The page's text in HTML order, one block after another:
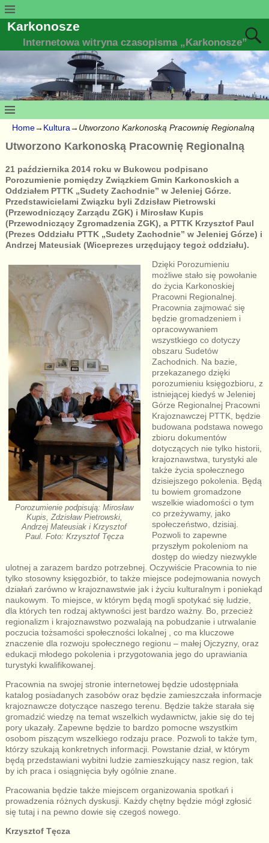
Karkonosze
Internetowa witryna czasopisma „Karkonosze”
Home→ Kultura→ Utworzono Karkonoską Pracownię Regionalną
Utworzono Karkonoską Pracownię Regionalną
21 października 2014 roku w Bukowcu podpisano
Porozumienie pomiędzy Związkiem Gmin Karkonoskich a
Oddziałem PTTK „Sudety Zachodnie” w Jeleniej Górze.
Przedstawicielami Związku byli Zdzisław Pietrowski
(Przewodniczący Zarządu ZGK) i Mirosław Kupis
(Przewodniczący Zgromadzenia ZGK), a PTTK Krzysztof Paul
(Prezes Oddziału PTTK „Sudety Zachodnie” w Jeleniej Górze) i
Andrzej Mateusiak (Wiceprezes urzędujący tegoż oddziału).
Porozumienie podpisują: Mirosław
Kupis, Zdzisław Pietrowski,
Andrzej Mateusiak i Krzysztof
Paul. Foto: Krzysztof Tęcza
Dzięki Porozumieniu
możliwe stało się powołanie
do życia Karkonoskiej
Pracowni Regionalnej.
Pracownia zajmować się
będzie gromadzeniem i
opracowywaniem
wszystkiego co dotyczy
obszaru Sudetów
Zachodnich. Na bazie,
przekazanego dzięki
porozumieniu księgozbioru, z
istniejącej kiedyś w Jeleniej
Górze Regionalnej Pracowni
Krajoznawczej PTTK, będzie
budowana podstawa nowego
zbioru dokumentów
dotyczących nie tylko historii,
krajoznawstwa, turystyki ale
także życia społecznego
dzisiejszego pokolenia. Będą
tu bowiem gromadzone
wszelkie wiadomości o tym
co przeżywamy, jako
społeczeństwo, dzisiaj.
Pozwoli to zapewne
przyszłym pokoleniom na
dostęp do wiedzy niezwykle
ulotnej a zarazem bardzo potrzebnej. Oczywiście Pracownia to nie
tylko stosowny księgozbiór, to także miejsce podejmowania nowych
działań zarówno w krajoznawstwie jak i życiu kulturalnym i poniekąd
naukowym. To miejsce, w którym będą mogli spotykać się ludzie,
dla których ten rodzaj aktywności jest bardzo ważny. Bo, przecież
regionalizm i krajoznawstwo pozwalają na pobudzanie i utrwalanie
poczucia tożsamości społeczności lokalnej , co ma kluczowe
znaczenie dla rozwoju społecznego regionu – małej Ojczyzny, oraz
edukacji młodego pokolenia i przygotowania jego do uprawiania
turystyki kwalifikowanej.
Pracownia na swojej stronie internetowej będzie udostępniała
katalog posiadanych zasobów oraz będzie zamieszczała informacje
krajoznawcze dotyczące naszego terenu. Będzie także starała się
gromadzić wiedzę na temat wszelkich wydawnictw, jakie się do tej
pory ukazały. Zapewne będzie to bardzo pomocne wszystkim
osobom piszącym wszelkiego rodzaju prace. Pozwoli to także tym,
którzy szukają konkretnych informacji. Powstanie dział, w którym
będą przedstawiani wybitni ludzie zamieszkujący nasz region, tak
by ich praca i osiągnięcia były ogólnie znane.
Pracowania będzie także miejscem organizowania spotkań i
prowadzenia różnych dyskusji. Każdy chętny będzie mógł zgłosić
się tutaj i na pewno dowie się czegoś nowego.
Krzysztof Tęcza